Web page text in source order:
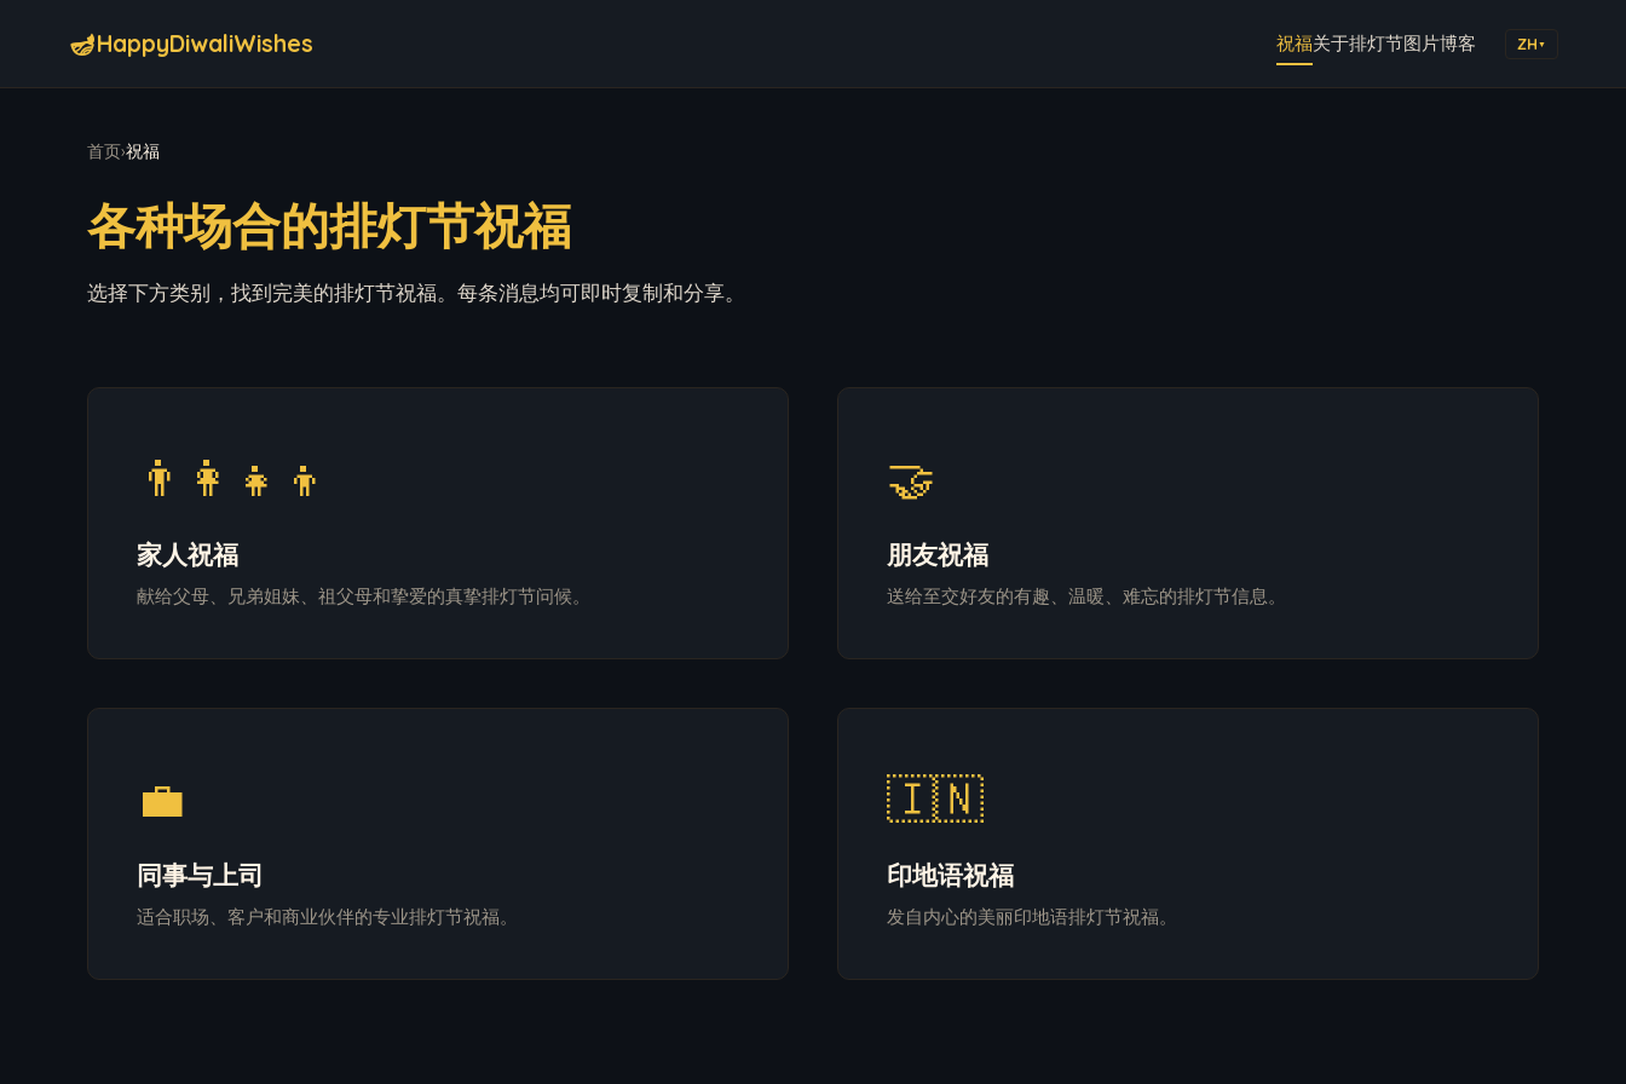
🪔HappyDiwaliWishes 祝福关于排灯节图片博客 ZH ▼
首页›祝福
各种场合的排灯节祝福
选择下方类别，找到完美的排灯节祝福。每条消息均可即时复制和分享。
👨‍👩‍👧‍👦
家人祝福
献给父母、兄弟姐妹、祖父母和挚爱的真挚排灯节问候。
🤝
朋友祝福
送给至交好友的有趣、温暖、难忘的排灯节信息。
💼
同事与上司
适合职场、客户和商业伙伴的专业排灯节祝福。
🇮🇳
印地语祝福
发自内心的美丽印地语排灯节祝福。